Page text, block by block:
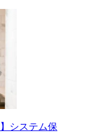
システム保